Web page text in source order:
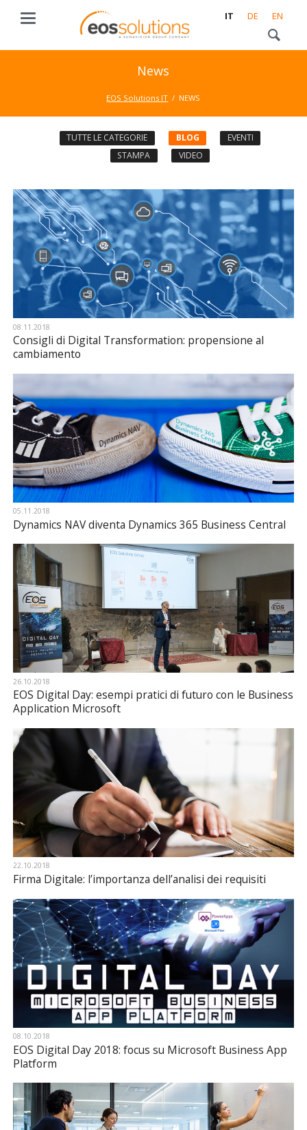
IT DE EN
News
EOS Solutions IT NEWS
TUTTE LE CATEGORIE BLOG
EVENTI
STAMPA
VIDEO
08.11.2018
Consigli di Digital Transformation: propensione al
cambiamento
05.11.2018
Dynamics NAV diventa Dynamics 365 Business Central
26.10.2018
EOS Digital Day: esempi pratici di futuro con le Business
Application Microsoft
22.10.2018
Firma Digitale: l’importanza dell’analisi dei requisiti
08.10.2018
EOS Digital Day 2018: focus su Microsoft Business App
Platform